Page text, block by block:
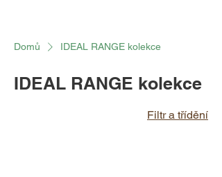
Domů IDEAL RANGE kolekce
IDEAL RANGE kolekce
Filtr a třídění